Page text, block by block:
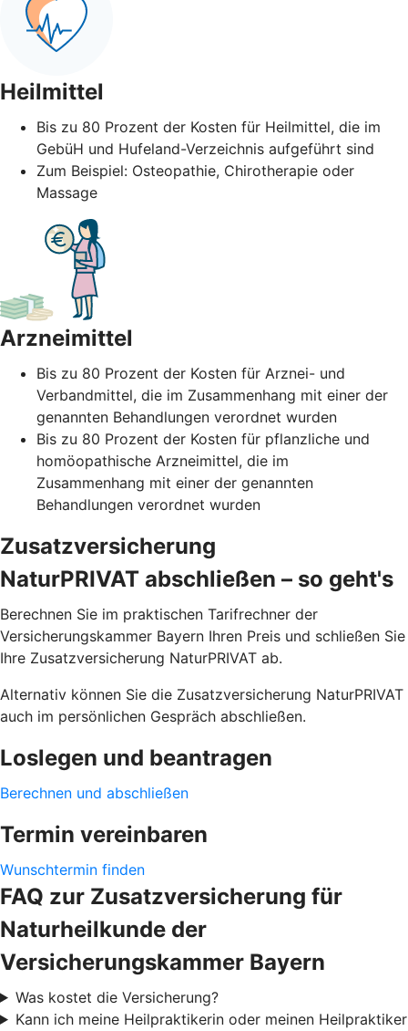
Heilmittel
Bis zu 80 Prozent der Kosten für Heilmittel, die im
GebüH und Hufeland-Verzeichnis aufgeführt sind
Zum Beispiel: Osteopathie, Chirotherapie oder
Massage
Arzneimittel
Bis zu 80 Prozent der Kosten für Arznei- und
Verbandmittel, die im Zusammenhang mit einer der
genannten Behandlungen verordnet wurden
Bis zu 80 Prozent der Kosten für pflanzliche und
homöopathische Arzneimittel, die im
Zusammenhang mit einer der genannten
Behandlungen verordnet wurden
Zusatzversicherung
NaturPRIVAT abschließen – so geht's
Berechnen Sie im praktischen Tarifrechner der
Versicherungskammer Bayern Ihren Preis und schließen Sie
Ihre Zusatzversicherung NaturPRIVAT ab.
Alternativ können Sie die Zusatzversicherung NaturPRIVAT
auch im persönlichen Gespräch abschließen.
Loslegen und beantragen
Berechnen und abschließen
Termin vereinbaren
Wunschtermin finden
FAQ zur Zusatzversicherung für
Naturheilkunde der
Versicherungskammer Bayern
Was kostet die Versicherung?
Kann ich meine Heilpraktikerin oder meinen Heilpraktiker